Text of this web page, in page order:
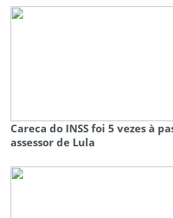
Careca do INSS foi 5 vezes à
assessor de Lula